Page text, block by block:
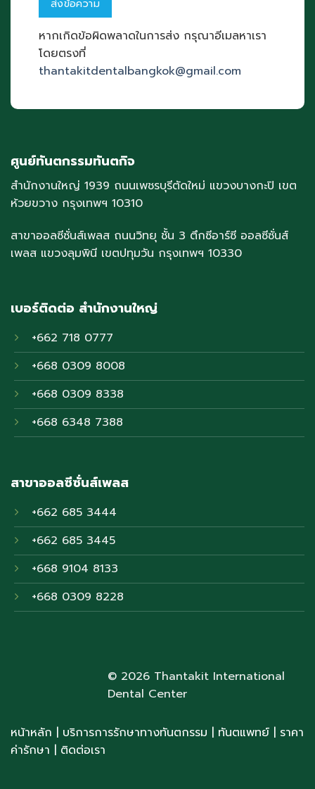
หากเกิดข้อผิดพลาดในการส่ง กรุณาอีเมลหาเรา
โดยตรงที่
thantakitdentalbangkok@gmail.com
ศูนย์ทันตกรรมทันตกิจ
สำนักงานใหญ่ 1939 ถนนเพชรบุรีตัดใหม่ แขวงบางกะปิ เขต
ห้วยขวาง กรุงเทพฯ 10310
สาขาออลซีซั่นส์เพลส ถนนวิทยุ ชั้น 3 ตึกซีอาร์ซี ออลซีซั่นส์
เพลส แขวงลุมพินี เขตปทุมวัน กรุงเทพฯ 10330
เบอร์ติดต่อ สำนักงานใหญ่
+662 718 0777
+668 0309 8008
+668 0309 8338
+668 6348 7388
สาขาออลซีซั่นส์เพลส
+662 685 3444
+662 685 3445
+668 9104 8133
+668 0309 8228
© 2026 Thantakit International
Dental Center
หน้าหลัก | บริการการรักษาทางทันตกรรม | ทันตแพทย์ | ราคา
ค่ารักษา | ติดต่อเรา